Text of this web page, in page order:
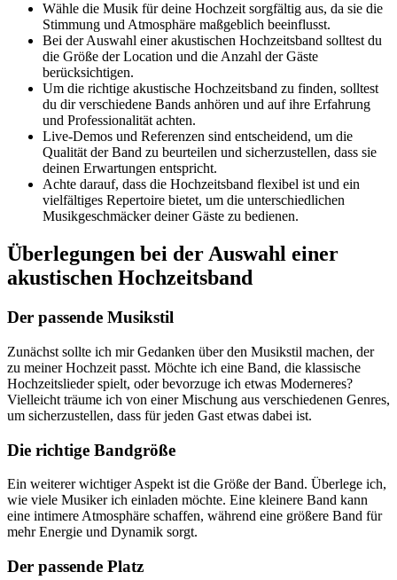
Wähle die Musik für deine Hochzeit sorgfältig aus, da sie die
Stimmung und Atmosphäre maßgeblich beeinflusst.
Bei der Auswahl einer akustischen Hochzeitsband solltest du
die Größe der Location und die Anzahl der Gäste
berücksichtigen.
Um die richtige akustische Hochzeitsband zu finden, solltest
du dir verschiedene Bands anhören und auf ihre Erfahrung
und Professionalität achten.
Live-Demos und Referenzen sind entscheidend, um die
Qualität der Band zu beurteilen und sicherzustellen, dass sie
deinen Erwartungen entspricht.
Achte darauf, dass die Hochzeitsband flexibel ist und ein
vielfältiges Repertoire bietet, um die unterschiedlichen
Musikgeschmäcker deiner Gäste zu bedienen.
Überlegungen bei der Auswahl einer
akustischen Hochzeitsband
Der passende Musikstil
Zunächst sollte ich mir Gedanken über den Musikstil machen, der
zu meiner Hochzeit passt. Möchte ich eine Band, die klassische
Hochzeitslieder spielt, oder bevorzuge ich etwas Moderneres?
Vielleicht träume ich von einer Mischung aus verschiedenen Genres,
um sicherzustellen, dass für jeden Gast etwas dabei ist.
Die richtige Bandgröße
Ein weiterer wichtiger Aspekt ist die Größe der Band. Überlege ich,
wie viele Musiker ich einladen möchte. Eine kleinere Band kann
eine intimere Atmosphäre schaffen, während eine größere Band für
mehr Energie und Dynamik sorgt.
Der passende Platz